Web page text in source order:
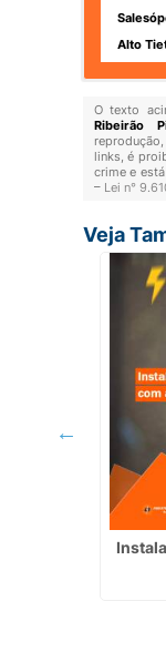
Alto
O texto
Ribeirão
links, é
crime e
– Lei n°
Veja